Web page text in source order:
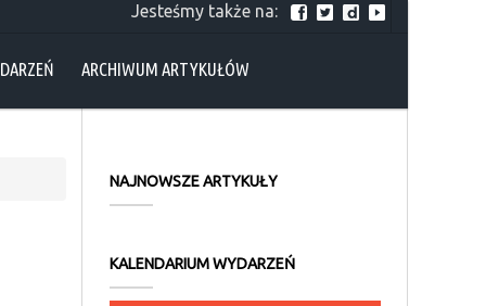
Jesteśmy także na:
ARCHIWUM ARTYKUŁÓW
NAJNOWSZE ARTYKUŁY
KALENDARIUM WYDARZEŃ